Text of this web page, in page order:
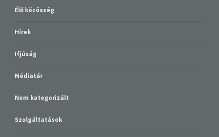
Élő közösség
Hírek
Ifjúság
Médiatár
Nem kategorizált
Szolgáltatások